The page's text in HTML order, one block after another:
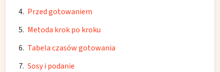
Przed gotowaniem
Metoda krok po kroku
Tabela czasów gotowania
Sosy i podanie